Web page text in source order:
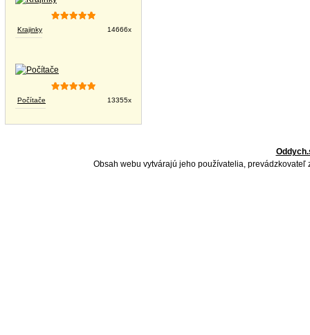
Krajinky 14666x
Počítače 13355x
Obsah webu vytvárajú jeho používatelia,